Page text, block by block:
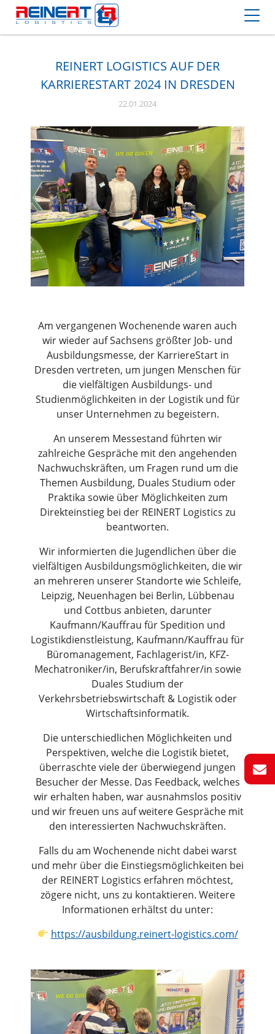
REINERT LOGISTICS AUF DER
KARRIERESTART 2024 IN DRESDEN
22.01.2024
Am vergangenen Wochenende waren auch
wir wieder auf Sachsens größter Job- und
Ausbildungsmesse, der KarriereStart in
Dresden vertreten, um jungen Menschen für
die vielfältigen Ausbildungs- und
Studienmöglichkeiten in der Logistik und für
unser Unternehmen zu begeistern.
An unserem Messestand führten wir
zahlreiche Gespräche mit den angehenden
Nachwuchskräften, um Fragen rund um die
Themen Ausbildung, Duales Studium oder
Praktika sowie über Möglichkeiten zum
Direkteinstieg bei der REINERT Logistics zu
beantworten.
Wir informierten die Jugendlichen über die
vielfältigen Ausbildungsmöglichkeiten, die wir
an mehreren unserer Standorte wie Schleife,
Leipzig, Neuenhagen bei Berlin, Lübbenau
und Cottbus anbieten, darunter
Kaufmann/Kauffrau für Spedition und
Logistikdienstleistung, Kaufmann/Kauffrau für
Büromanagement, Fachlagerist/in, KFZ-
Mechatroniker/in, Berufskraftfahrer/in sowie
Duales Studium der
Verkehrsbetriebswirtschaft & Logistik oder
Wirtschaftsinformatik.
Die unterschiedlichen Möglichkeiten und
Perspektiven, welche die Logistik bietet,
überraschte viele der überwiegend jungen
Besucher der Messe. Das Feedback, welches
wir erhalten haben, war ausnahmslos positiv
und wir freuen uns auf weitere Gespräche mit
den interessierten Nachwuchskräften.
Falls du am Wochenende nicht dabei warst
und mehr über die Einstiegsmöglichkeiten bei
der REINERT Logistics erfahren möchtest,
zögere nicht, uns zu kontaktieren. Weitere
Informationen erhältst du unter:
https://ausbildung.reinert-logistics.com/